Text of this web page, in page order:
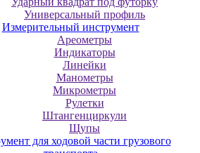
Универсальный профиль
Измерительный инструмент
Ареометры
Индикаторы
Линейки
Манометры
Микрометры
Рулетки
Штангенциркули
Щупы
для ходовой части грузового